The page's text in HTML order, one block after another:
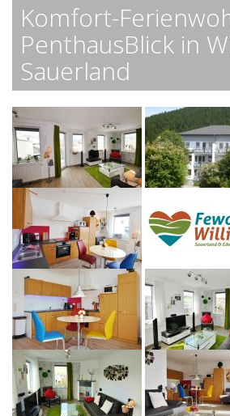
Komfort-
PenthausBlick in
Sauerland